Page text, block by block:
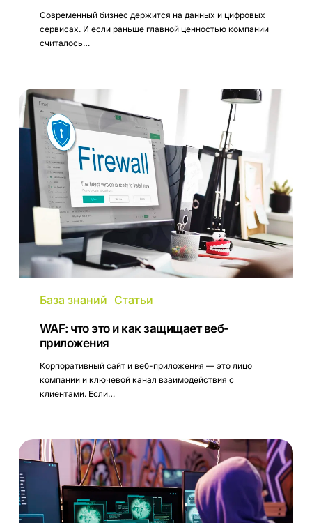
Современный бизнес держится на данных и цифровых
сервисах. И если раньше главной ценностью компании
считалось…
WAF:
что
это
защищает
приложения
База знаний Статьи
WAF: что это и как защищает веб-
приложения
Корпоративный сайт и веб-приложения — это лицо
компании и ключевой канал взаимодействия с
клиентами. Если…
DDoS-
атака:
что
это,
виды
и